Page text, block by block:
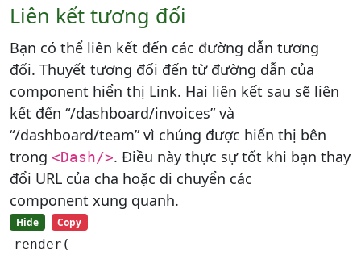
Liên kết tương đối
Bạn có thể liên kết đến các đường dẫn tương
đối. Thuyết tương đối đến từ đường dẫn của
component hiển thị Link. Hai liên kết sau sẽ liên
kết đến “/dashboard/invoices” và
“/dashboard/team” vì chúng được hiển thị bên
trong <Dash/>. Điều này thực sự tốt khi bạn thay
đổi URL của cha hoặc di chuyển các
component xung quanh.
Hide Copy
render(